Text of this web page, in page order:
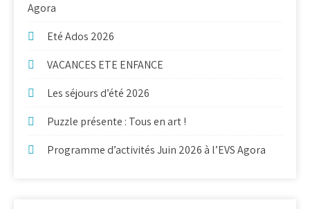
Agora
Eté Ados 2026
VACANCES ETE ENFANCE
Les séjours d’été 2026
Puzzle présente : Tous en art !
Programme d’activités Juin 2026 à l’EVS Agora